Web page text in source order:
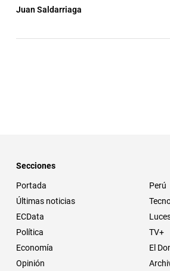
Juan Saldarriaga
Secciones
Portada
Últimas noticias
ECData
Política
Economía
Opinión
Perú
TV+
El